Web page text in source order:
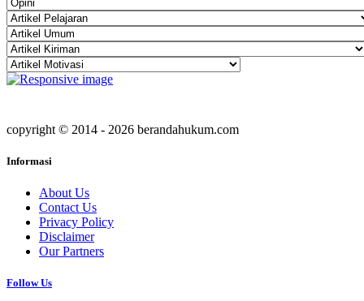
copyright © 2014 - 2026 berandahukum.com
Informasi
About Us
Contact Us
Privacy Policy
Disclaimer
Our Partners
Follow Us